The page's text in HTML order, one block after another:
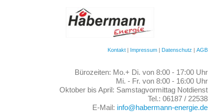
Kontakt | Impressum | Datenschutz | AGB
Bürozeiten: Mo.+ Di. von 8:00 - 17:00 Uhr
Mi. - Fr. von 8:00 - 16:00 Uhr
Oktober bis April: Samstagvormittag Notdienst
Tel.: 06187 / 22538
E-Mail: info@habermann-energie.de